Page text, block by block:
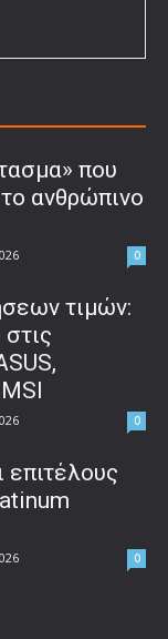
που
ανθρώπινο
0
τιμών:
0
επιτέλους
0